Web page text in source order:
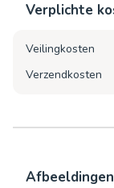
Verplichte
Veilingkosten
Verzendkosten
Afbeeldingen